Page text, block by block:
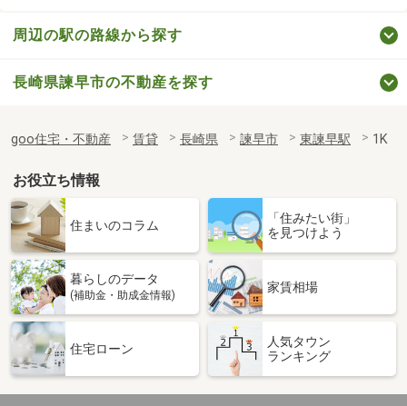
周辺の駅の路線から探す
長崎県諫早市の不動産を探す
goo住宅・不動産 賃貸 長崎県 諫早市 東諫早駅 1K
お役立ち情報
住まいのコラム
「住みたい街」
を見つけよう
暮らしのデータ
(補助金・助成金情報)
家賃相場
住宅ローン
人気タウン
ランキング